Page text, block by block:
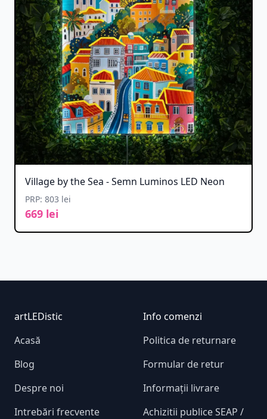
Village by the Sea - Semn Luminos LED Neon
PRP: 803 lei
669 lei
Footer
artLEDistic
Acasă
Blog
Despre noi
Intrebări frecvente
Info comenzi
Politica de returnare
Formular de retur
Informații livrare
Achizitii publice SEAP /